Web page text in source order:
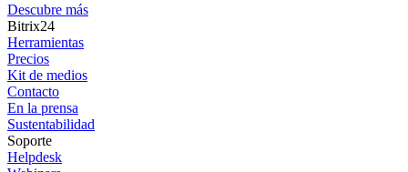
Descubre más
Bitrix24
Herramientas
Precios
Kit de medios
Contacto
En la prensa
Sustentabilidad
Soporte
Helpdesk